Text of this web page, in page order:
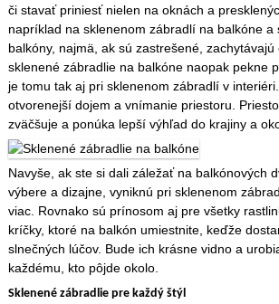
či stavať priniesť nielen na oknách a
napríklad na sklenenom zábradlí na balkóne a
balkóny, najmä, ak sú zastrešené,
sklenené zábradlie na balkóne naopak pekne
je tomu tak aj pri sklenenom zábradlí v
otvorenejší dojem a vnímanie priestoru.
zväčšuje a ponúka lepší výhľad do krajiny a
Navyše, ak ste si dali záležať na balkónových
výbere a dizajne, vyniknú pri sklenenom
viac. Rovnako sú prínosom aj pre všetky
kríčky, ktoré na balkón umiestnite, keďže
slnečných lúčov. Bude ich krásne vidno a
každému, kto pôjde okolo.
Sklenené zábradlie pre každý štýl